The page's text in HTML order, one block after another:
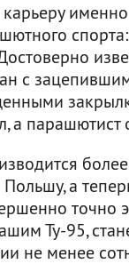
именно
с
а парашютист
а
точно
Ту-95,
не менее